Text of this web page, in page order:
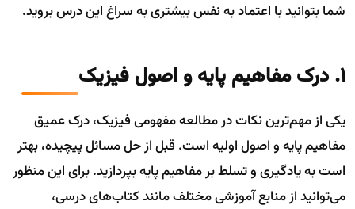
شما بتوانید با اعتماد به نفس بیشتری به سراغ این درس بروید.
1. درک مفاهیم پایه و اصول فیزیک
یکی از مهم‌ترین نکات در مطالعه مفهومی فیزیک، درک عمیق
مفاهیم پایه و اصول اولیه است. قبل از حل مسائل پیچیده، بهتر
است به یادگیری و تسلط بر مفاهیم پایه بپردازید. برای این منظور
می‌توانید از منابع آموزشی مختلف مانند کتاب‌های درسی،